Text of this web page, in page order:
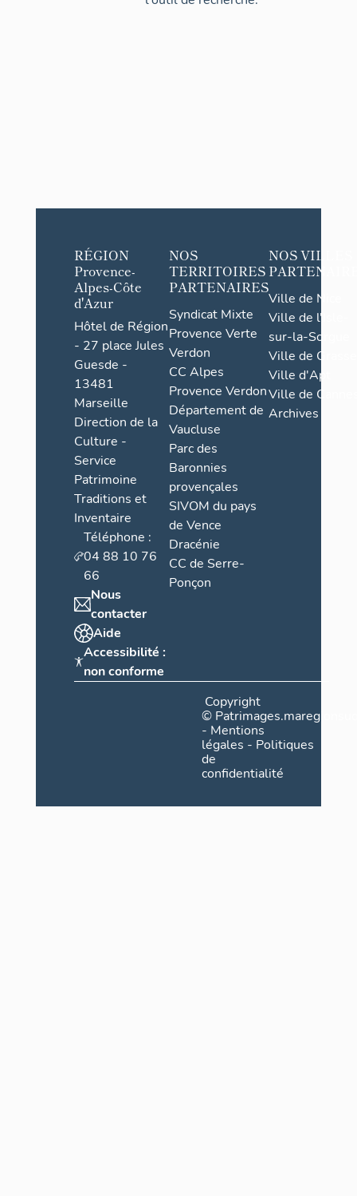
RÉGION
Provence-
Alpes-Côte
d'Azur
Hôtel de Région
- 27 place Jules
Guesde -
13481
Marseille
Direction de la
Culture -
Service
Patrimoine
Traditions et
Inventaire
Téléphone :
04 88 10 76
66
Nous
contacter
Aide
Accessibilité :
non conforme
NOS
TERRITOIRES
PARTENAIRES
Syndicat Mixte
Provence Verte
Verdon
CC Alpes
Provence Verdon
Département de
Vaucluse
Parc des
Baronnies
provençales
SIVOM du pays
de Vence
Dracénie
CC de Serre-
Ponçon
NOS VILLES
Ville de Nice
Ville de l'Isle-
sur-la-Sorgue
Ville de Grasse
Ville d'Apt
Ville de
Archives
Copyright
©
- Mentions
légales - Politiques
de
confidentialité